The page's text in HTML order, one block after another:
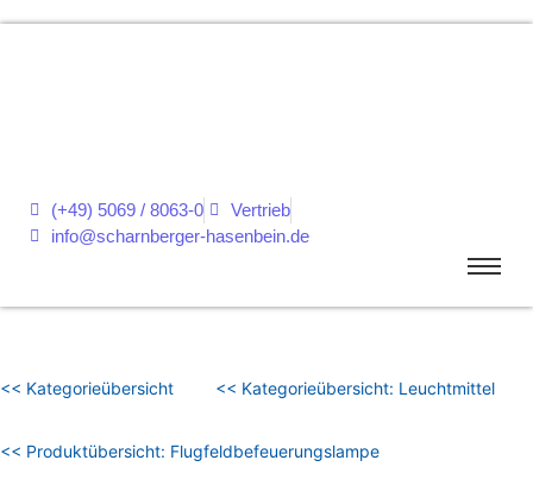
(+49) 5069 / 8063-0
Vertrieb
info@scharnberger-hasenbein.de
<< Kategorieübersicht << Kategorieübersicht: Leuchtmittel
<< Produktübersicht: Flugfeldbefeuerungslampe